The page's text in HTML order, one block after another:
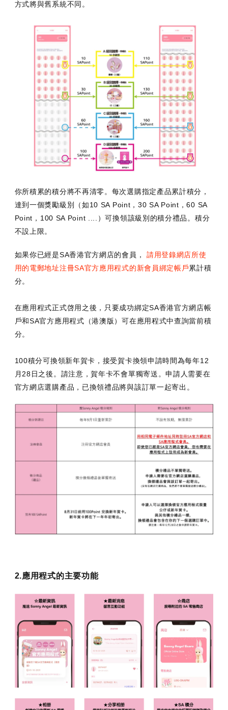
方式將與舊系統不同。
你所積累的積分將不再清零。每次選購指定產品累計積分，
達到一個獎勵級別（如10 SA Point，30 SA Point ，60 SA
Point ，100 SA Point ....）可換領該級別的積分禮品。積分
不設上限。
如果你已經是SA香港官方網店的會員， 請用登錄網店所使
用的電郵地址注冊SA官方應用程式的新會員綁定帳戶累計積
分。
在應用程式正式啓用之後，只要成功綁定SA香港官方網店帳
戶和SA官方應用程式（港澳版）可在應用程式中查詢當前積
分。
100積分可換領新年賀卡，接受賀卡換領申請時間為每年12
月28日之後。請注意，賀年卡不會單獨寄送。申請人需要在
官方網店選購產品，已換領禮品將與該訂單一起寄出。
2.應用程式的主要功能